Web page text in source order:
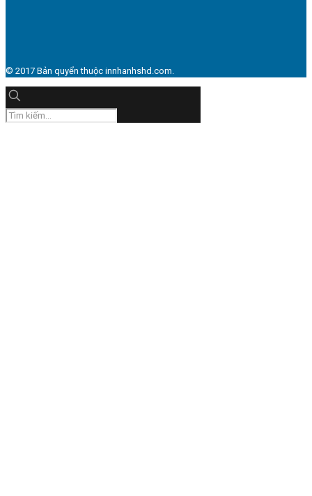
© 2017 Bản quyển thuộc innhanhshd.com.